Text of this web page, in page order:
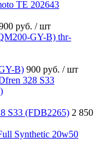
руб. / шт
B) 900 руб. / шт
S33 (FDB2265) 2 850